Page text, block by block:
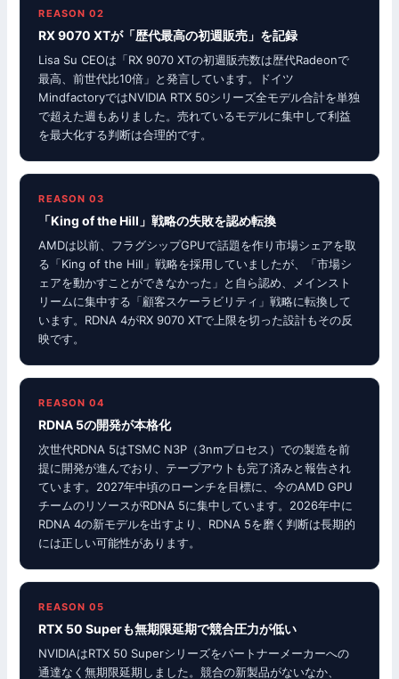
REASON 02
RX 9070 XTが「歴代最高の初週販売」を記録
Lisa Su CEOは「RX 9070 XTの初週販売数は歴代Radeonで
最高、前世代比10倍」と発言しています。ドイツ
MindfactoryではNVIDIA RTX 50シリーズ全モデル合計を単独
で超えた週もありました。売れているモデルに集中して利益
を最大化する判断は合理的です。
REASON 03
「King of the Hill」戦略の失敗を認め転換
AMDは以前、フラグシップGPUで話題を作り市場シェアを取
る「King of the Hill」戦略を採用していましたが、「市場シ
ェアを動かすことができなかった」と自ら認め、メインスト
リームに集中する「顧客スケーラビリティ」戦略に転換して
います。RDNA 4がRX 9070 XTで上限を切った設計もその反
映です。
REASON 04
RDNA 5の開発が本格化
次世代RDNA 5はTSMC N3P（3nmプロセス）での製造を前
提に開発が進んでおり、テープアウトも完了済みと報告され
ています。2027年中頃のローンチを目標に、今のAMD GPU
チームのリソースがRDNA 5に集中しています。2026年中に
RDNA 4の新モデルを出すより、RDNA 5を磨く判断は長期的
には正しい可能性があります。
REASON 05
RTX 50 Superも無期限延期で競合圧力が低い
NVIDIAはRTX 50 Superシリーズをパートナーメーカーへの
通達なく無期限延期しました。競合の新製品がないなか、